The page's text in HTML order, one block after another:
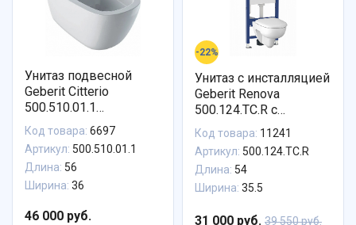
Унитаз подвесной
Geberit Citterio
500.510.01.1
безободковый
покрытие KeraTect
Код товара: 6697
Артикул: 500.510.01.1
Длина: 56
Ширина: 36
46 000 руб.
-22%
Унитаз с инсталляцией
Geberit Renova
500.124.TC.R с
горизонтальным
выпуском
Код товара: 11241
Артикул: 500.124.TC.R
Длина: 54
Ширина: 35.5
31 000 руб. 39 550 руб.